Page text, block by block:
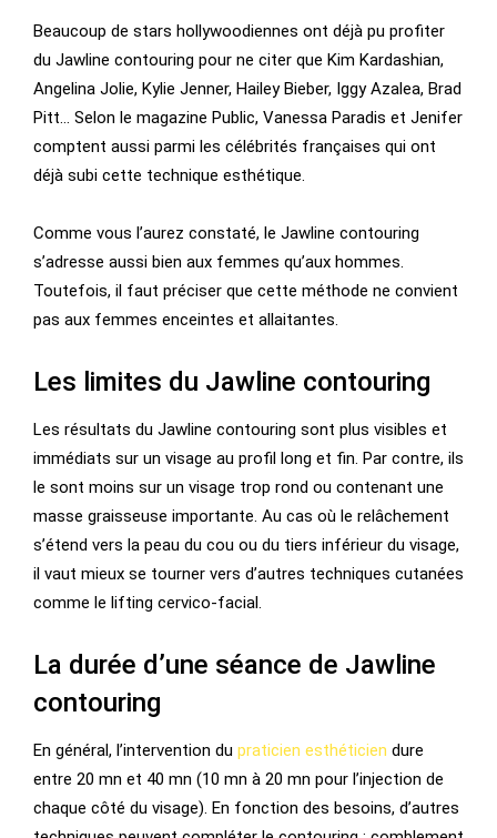
Beaucoup de stars hollywoodiennes ont déjà pu profiter
du Jawline contouring pour ne citer que Kim Kardashian,
Angelina Jolie, Kylie Jenner, Hailey Bieber, Iggy Azalea, Brad
Pitt… Selon le magazine Public, Vanessa Paradis et Jenifer
comptent aussi parmi les célébrités françaises qui ont
déjà subi cette technique esthétique.
Comme vous l’aurez constaté, le Jawline contouring
s’adresse aussi bien aux femmes qu’aux hommes.
Toutefois, il faut préciser que cette méthode ne convient
pas aux femmes enceintes et allaitantes.
Les limites du Jawline contouring
Les résultats du Jawline contouring sont plus visibles et
immédiats sur un visage au profil long et fin. Par contre, ils
le sont moins sur un visage trop rond ou contenant une
masse graisseuse importante. Au cas où le relâchement
s’étend vers la peau du cou ou du tiers inférieur du visage,
il vaut mieux se tourner vers d’autres techniques cutanées
comme le lifting cervico-facial.
La durée d’une séance de Jawline
contouring
En général, l’intervention du praticien esthéticien dure
entre 20 mn et 40 mn (10 mn à 20 mn pour l’injection de
chaque côté du visage). En fonction des besoins, d’autres